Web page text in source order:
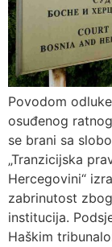
Povodom
osuđenog
se brani sa
„Tranzicijska
Hercegovini“
zabrinutost
institucija.
Haškim